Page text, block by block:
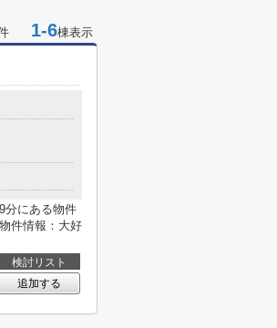
1-6棟表示
分にある物件
件情報：大好
検討リスト
追加する